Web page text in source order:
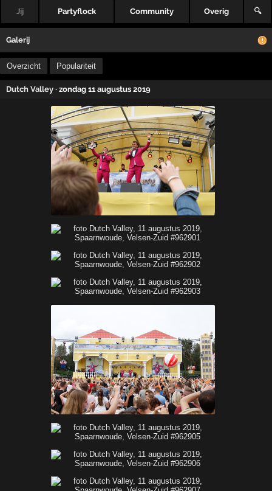
Jij Partyflock Community Overig 🔍
Galerij
Overzicht Populariteit
Dutch Valley · zondag 11 augustus 2019